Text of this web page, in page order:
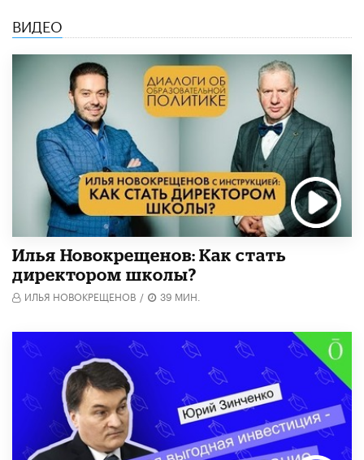
ВИДЕО
​Илья Новокрещенов: Как стать
директором школы?
ИЛЬЯ НОВОКРЕЩЕНОВ / 39 МИН.